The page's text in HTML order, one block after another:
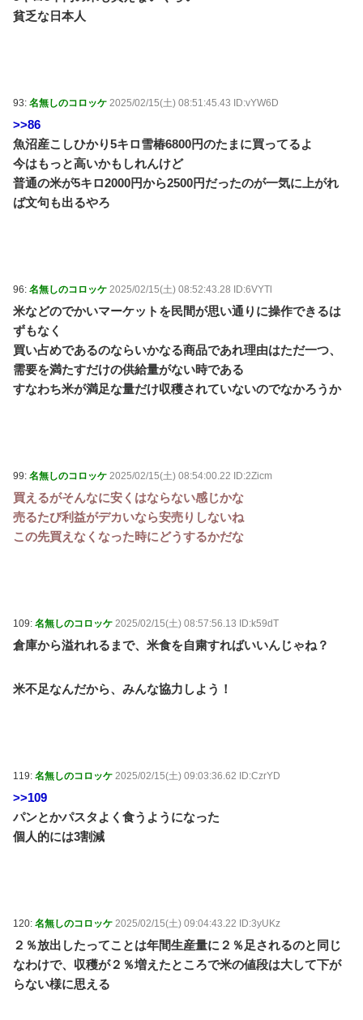
貧乏な日本人
93: 名無しのコロッケ 2025/02/15(土) 08:51:45.43 ID:vYW6D
>>86
魚沼産こしひかり5キロ雪椿6800円のたまに買ってるよ
今はもっと高いかもしれんけど
普通の米が5キロ2000円から2500円だったのが一気に上がれ
ば文句も出るやろ
96: 名無しのコロッケ 2025/02/15(土) 08:52:43.28 ID:6VYTl
米などのでかいマーケットを民間が思い通りに操作できるは
ずもなく
買い占めであるのならいかなる商品であれ理由はただ一つ、
需要を満たすだけの供給量がない時である
すなわち米が満足な量だけ収穫されていないのでなかろうか
99: 名無しのコロッケ 2025/02/15(土) 08:54:00.22 ID:2Zicm
買えるがそんなに安くはならない感じかな
売るたび利益がデカいなら安売りしないね
この先買えなくなった時にどうするかだな
109: 名無しのコロッケ 2025/02/15(土) 08:57:56.13 ID:k59dT
倉庫から溢れれるまで、米食を自粛すればいいんじゃね？
米不足なんだから、みんな協力しよう！
119: 名無しのコロッケ 2025/02/15(土) 09:03:36.62 ID:CzrYD
>>109
パンとかパスタよく食うようになった
個人的には3割減
120: 名無しのコロッケ 2025/02/15(土) 09:04:43.22 ID:3yUKz
２％放出したってことは年間生産量に２％足されるのと同じ
なわけで、収穫が２％増えたところで米の値段は大して下が
らない様に思える